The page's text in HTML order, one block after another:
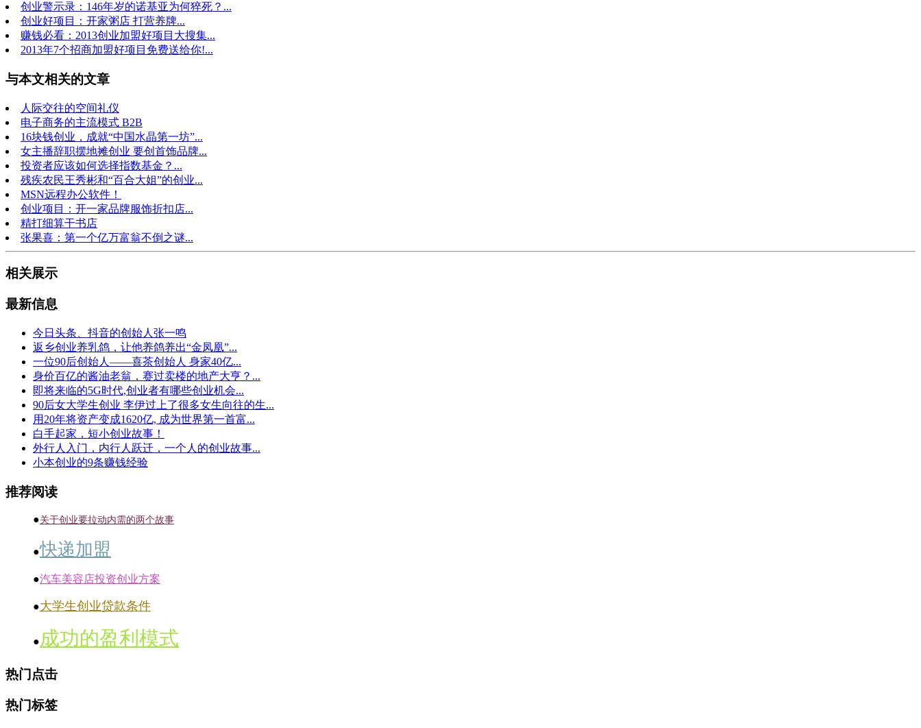
创业警示录：146年岁的诺基亚为何猝死？...
创业好项目：开家粥店 打营养牌...
赚钱必看：2013创业加盟好项目大搜集...
2013年7个招商加盟好项目免费送给你!...
与本文相关的文章
人际交往的空间礼仪
电子商务的主流模式 B2B
16块钱创业，成就“中国水晶第一坊”...
女主播辞职摆地摊创业 要创首饰品牌...
投资者应该如何选择指数基金？...
残疾农民王秀彬和“百合大姐”的创业...
MSN远程办公软件！
创业项目：开一家品牌服饰折扣店...
精打细算干书店
张果喜：第一个亿万富翁不倒之谜...
相关展示
最新信息
今日头条、抖音的创始人张一鸣
返乡创业养乳鸽，让他养鸽养出“金凤凰”...
一位90后创始人——喜茶创始人 身家40亿...
身价百亿的酱油老翁，赛过卖楼的地产大亨？...
即将来临的5G时代,创业者有哪些创业机会...
90后女大学生创业 李伊过上了很多女生向往的生...
用20年将资产变成1620亿, 成为世界第一首富...
白手起家，短小创业故事！
外行人入门，内行人跃迁，一个人的创业故事...
小本创业的9条赚钱经验
推荐阅读
●关于创业要拉动内需的两个故事
●快递加盟
●汽车美容店投资创业方案
●大学生创业贷款条件
● 成功的盈利模式
热门点击
热门标签